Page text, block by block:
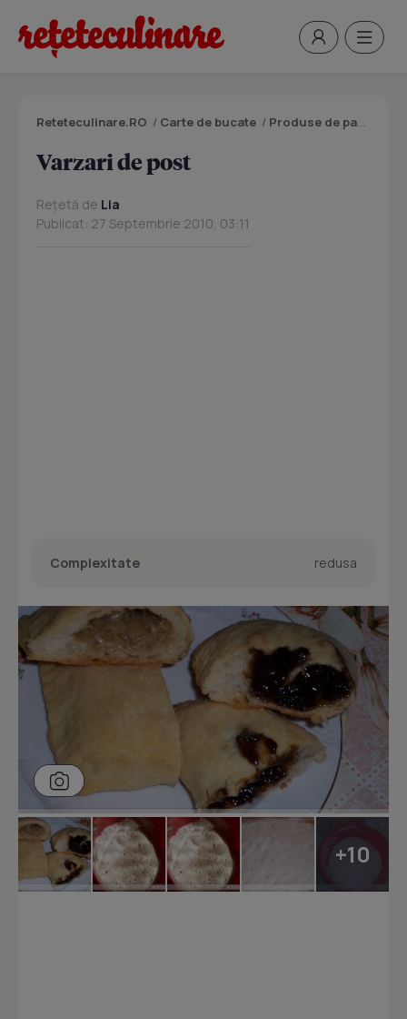
Reteteculinare.RO / Carte de bucate / Produse de panificatie si patiserie
Varzari de post
Rețetă de Lia
Publicat: 27 Septembrie 2010, 03:11
Complexitate redusa
+10